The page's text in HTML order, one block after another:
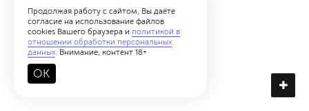
Продолжая работу с сайтом, Вы даёте
согласие на использование файлов
cookies Вашего браузера и политикой в
отношении обработки персональных
данных. Внимание, контент 18+
OK